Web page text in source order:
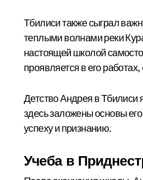
Тбилиси также сыграл
теплыми волнами реки
настоящей школой
проявляется в его
Детство Андрея в Тбилиси
здесь заложены основы его
успеху и признанию.
Учеба в